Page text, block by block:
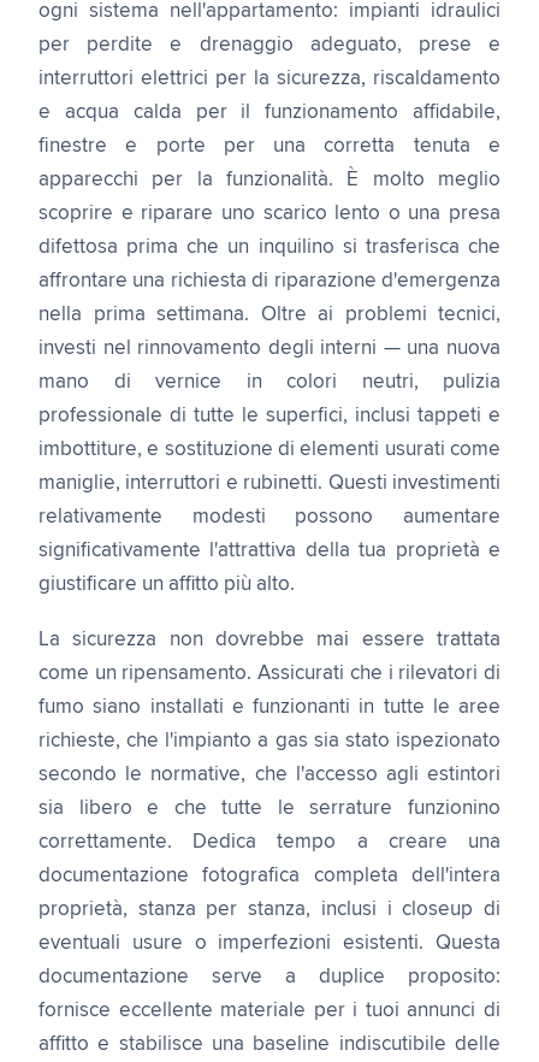
ogni sistema nell'appartamento: impianti idraulici
per perdite e drenaggio adeguato, prese e
interruttori elettrici per la sicurezza, riscaldamento
e acqua calda per il funzionamento affidabile,
finestre e porte per una corretta tenuta e
apparecchi per la funzionalità. È molto meglio
scoprire e riparare uno scarico lento o una presa
difettosa prima che un inquilino si trasferisca che
affrontare una richiesta di riparazione d'emergenza
nella prima settimana. Oltre ai problemi tecnici,
investi nel rinnovamento degli interni — una nuova
mano di vernice in colori neutri, pulizia
professionale di tutte le superfici, inclusi tappeti e
imbottiture, e sostituzione di elementi usurati come
maniglie, interruttori e rubinetti. Questi investimenti
relativamente modesti possono aumentare
significativamente l'attrattiva della tua proprietà e
giustificare un affitto più alto.
La sicurezza non dovrebbe mai essere trattata
come un ripensamento. Assicurati che i rilevatori di
fumo siano installati e funzionanti in tutte le aree
richieste, che l'impianto a gas sia stato ispezionato
secondo le normative, che l'accesso agli estintori
sia libero e che tutte le serrature funzionino
correttamente. Dedica tempo a creare una
documentazione fotografica completa dell'intera
proprietà, stanza per stanza, inclusi i closeup di
eventuali usure o imperfezioni esistenti. Questa
documentazione serve a duplice proposito:
fornisce eccellente materiale per i tuoi annunci di
affitto e stabilisce una baseline indiscutibile delle